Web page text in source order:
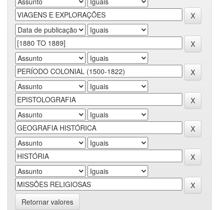
Retornar valores